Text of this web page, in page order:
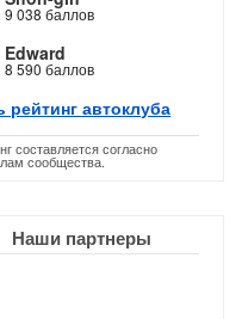
9 038 баллов
Edward
8 590 баллов
рейтинг автоклуба
составляется согласно
сообщества.
Наши партнеры